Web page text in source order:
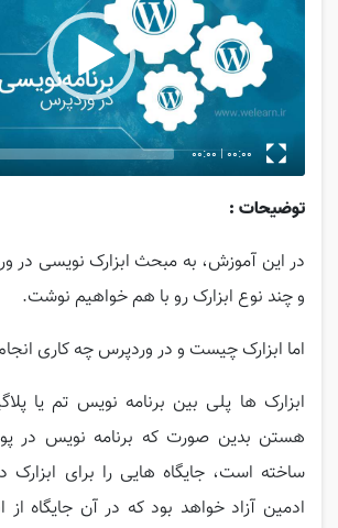
00:00|00:00
توضیحات :
در این آموزش، به مبحث ابزارک نویسی در
و چند نوع ابزارک رو با هم خواهیم نوشت.
اما ابزارک چیست و در وردپرس چه کاری
ابزارک ها پلی بین برنامه نویس تم یا
هستن بدین صورت که برنامه نویس در
ساخته است، جایگاه هایی را برای
ادمین آزاد خواهد بود که در آن جایگاه